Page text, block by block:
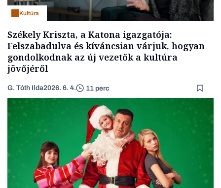
Kultúra
Székely Kriszta, a Katona igazgatója:
Felszabadulva és kíváncsian várjuk, hogyan
gondolkodnak az új vezetők a kultúra
jövőjéről
G. Tóth Ilda2026. 6. 4. 11 perc